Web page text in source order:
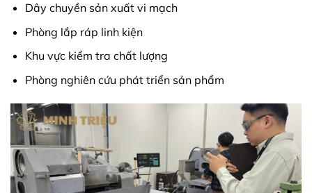
Dây chuyền sản xuất vi mạch
Phòng lắp ráp linh kiện
Khu vực kiểm tra chất lượng
Phòng nghiên cứu phát triển sản phẩm